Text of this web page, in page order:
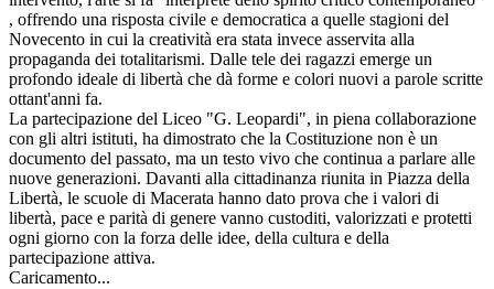
, offrendo una risposta civile e democratica a quelle stagioni del
Novecento in cui la creatività era stata invece asservita alla
propaganda dei totalitarismi. Dalle tele dei ragazzi emerge un
profondo ideale di libertà che dà forme e colori nuovi a parole scritte
ottant'anni fa.
La partecipazione del Liceo "G. Leopardi", in piena collaborazione
con gli altri istituti, ha dimostrato che la Costituzione non è un
documento del passato, ma un testo vivo che continua a parlare alle
nuove generazioni. Davanti alla cittadinanza riunita in Piazza della
Libertà, le scuole di Macerata hanno dato prova che i valori di
libertà, pace e parità di genere vanno custoditi, valorizzati e protetti
ogni giorno con la forza delle idee, della cultura e della
partecipazione attiva.
Caricamento...